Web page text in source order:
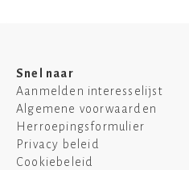
Snel naar
Aanmelden interesselijst
Algemene voorwaarden
Herroepingsformulier
Privacy beleid
Cookiebeleid